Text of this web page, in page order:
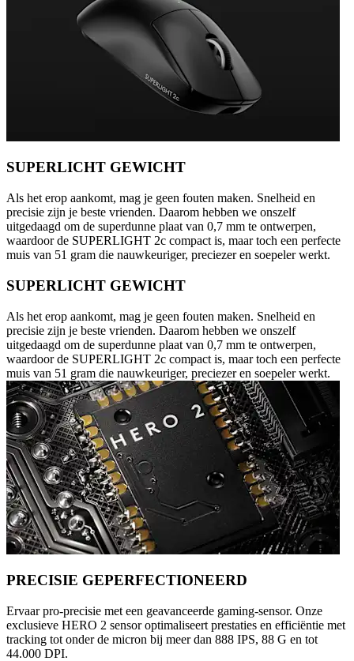
SUPERLICHT GEWICHT
Als het erop aankomt, mag je geen fouten maken. Snelheid en
precisie zijn je beste vrienden. Daarom hebben we onszelf
uitgedaagd om de superdunne plaat van 0,7 mm te ontwerpen,
waardoor de SUPERLIGHT 2c compact is, maar toch een perfecte
muis van 51 gram die nauwkeuriger, preciezer en soepeler werkt.
SUPERLICHT GEWICHT
Als het erop aankomt, mag je geen fouten maken. Snelheid en
precisie zijn je beste vrienden. Daarom hebben we onszelf
uitgedaagd om de superdunne plaat van 0,7 mm te ontwerpen,
waardoor de SUPERLIGHT 2c compact is, maar toch een perfecte
muis van 51 gram die nauwkeuriger, preciezer en soepeler werkt.
PRECISIE GEPERFECTIONEERD
Ervaar pro-precisie met een geavanceerde gaming-sensor. Onze
exclusieve HERO 2 sensor optimaliseert prestaties en efficiëntie met
tracking tot onder de micron bij meer dan 888 IPS, 88 G en tot
44.000 DPI.